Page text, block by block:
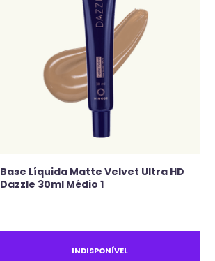
Base Líquida Matte Velvet Ultra HD
Dazzle 30ml Médio 1
INDISPONÍVEL